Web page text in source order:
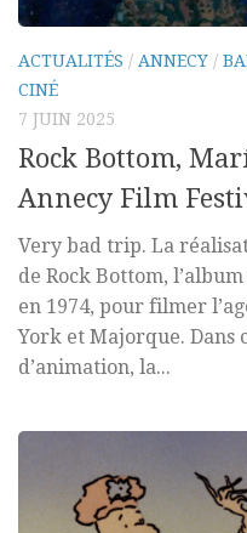
ACTUALITÉS / ANNECY /
CINÉ
7 JUIN 2025
Rock Bottom,
Annecy Film
Very bad trip. La
de Rock Bottom,
en 1974, pour filmer
York et Majorque.
d’animation, la...